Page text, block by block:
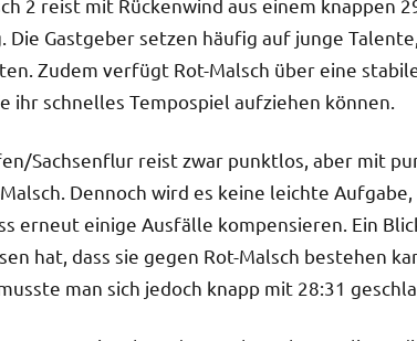
2 reist mit Rückenwind aus einem knappen
Die Gastgeber setzen häufig auf junge
Zudem verfügt Rot-Malsch über eine
ihr schnelles Tempospiel aufziehen können.
Sachsenflur reist zwar punktlos, aber mit
Dennoch wird es keine leichte
erneut einige Ausfälle kompensieren. Ein
hat, dass sie gegen Rot-Malsch bestehen
man sich jedoch knapp mit 28:31